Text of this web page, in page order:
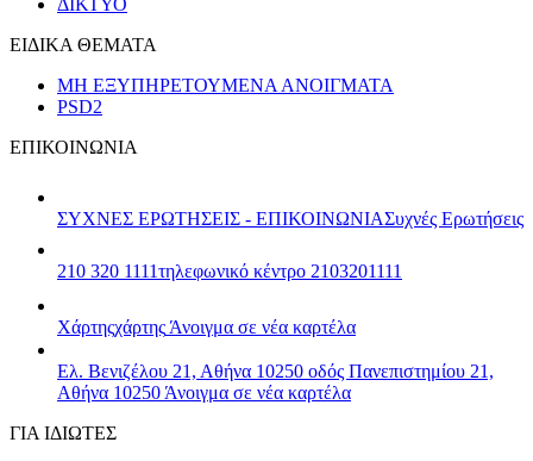
ΔΙΚΤΥΟ
ΕΙΔΙΚΑ ΘΕΜΑΤΑ
ΜΗ ΕΞΥΠΗΡΕΤΟΥΜΕΝΑ ΑΝΟΙΓΜΑΤΑ
PSD2
ΕΠΙΚΟΙΝΩΝΙΑ
ΣΥΧΝΕΣ ΕΡΩΤΗΣΕΙΣ - ΕΠΙΚΟΙΝΩΝΙΑΣυχνές Ερωτήσεις
210 320 1111τηλεφωνικό κέντρο 2103201111
Χάρτηςχάρτης Άνοιγμα σε νέα καρτέλα
Ελ. Βενιζέλου 21, Αθήνα 10250 οδός Πανεπιστημίου 21,
Αθήνα 10250 Άνοιγμα σε νέα καρτέλα
ΓΙΑ ΙΔΙΩΤΕΣ